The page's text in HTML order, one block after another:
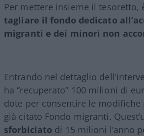
Per mettere insieme il tesoretto,
tagliare il fondo dedicato
migranti e dei minori non
Entrando nel dettaglio
ha “recuperato” 100 milioni di
dote per consentire le
già citato Fondo migranti.
sforbiciato di 15 milioni l’anno